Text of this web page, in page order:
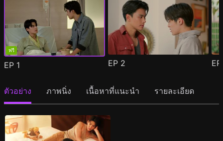
ฟรี
EP 1 EP 2
ตัวอย่าง ภาพนิ่ง เนื้อหาที่แนะนำ รายละเอียด